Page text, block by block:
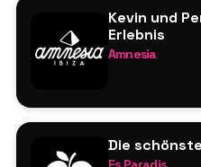
Kevin und
Erlebnis
Amnesia
Seb Fontaine
Signum
Die